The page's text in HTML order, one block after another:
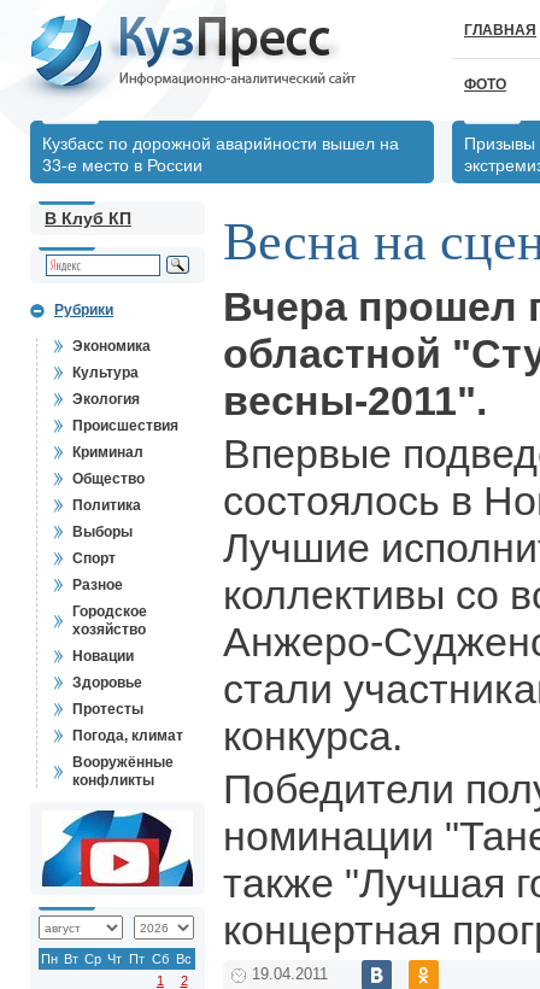
ГЛАВНАЯ
ФОТО
Кузбасс по дорожной аварийности вышел на
33-е место в России
Призывы
В Клуб КП
Рубрики
Экономика
Культура
Экология
Происшествия
Криминал
Общество
Политика
Выборы
Спорт
Разное
Городское
хозяйство
Новации
Здоровье
Протесты
Погода, климат
Вооружённые
конфликты
Пн Вт Ср Чт Пт Сб Вс
1
2
Весна на
Вчера прошел
областной
весны-2011".
Впервые
состоялось в
Лучшие
коллективы со
Анжеро-
стали
конкурса.
Победители
номинации
также "Лучшая
концертная
19.04.2011